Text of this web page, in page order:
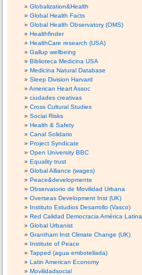
Globalization&Health
Global Health Facts
Global Health Observatory (OMS)
Healthfinder
HealthCare research (USA)
Gallup wellbeing
Biblioteca Medicina USA
Medicina Natural Database
Sleep Division Harvard
American Heart Assoc
ciudades creativas
Cross Cultural Studies
Social Risks
Health & Safety
Canal Solidario
Project Syndicate
Open University BBC
Equality trust
Global Alliance (wages)
Peace&developmente
Observatorio de Movilidad Urbana
Overseas Development Inst (UK)
Instituto Estudios Desarrollo (Vasco)
Red Calidad Democracia América Latina
Global Urbanist
Grantham Inst Climate Change (UK)
Institute of Peace
Tapped (agua embotellada)
Latin American Economy
Movilidadsocial